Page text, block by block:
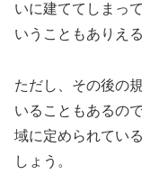
いに建ててしまっ
いうこともありえ
ただし、その後の
いることもあるの
域に定められてい
しょう。